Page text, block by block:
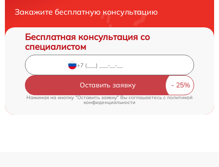
Закажите бесплатную консультацию
Бесплатная консультация со
специалистом
Оставить заявку
Нажимая на кнопку "Оставить заявку" Вы соглашаетесь cполитикой
конфиденциальности